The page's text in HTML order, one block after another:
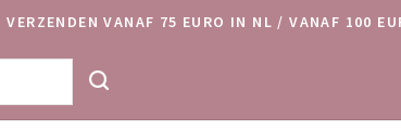
VERZENDEN VANAF 75 EURO IN NL / VANAF 100